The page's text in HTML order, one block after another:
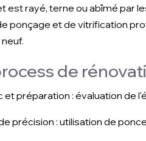
est rayé, terne ou abîmé par
ponçage et de vitrification
de
et préparation : évaluation de
précision : utilisation de